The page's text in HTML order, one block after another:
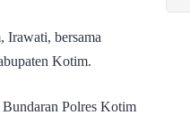
bersama
Kotim.
Polres Kotim